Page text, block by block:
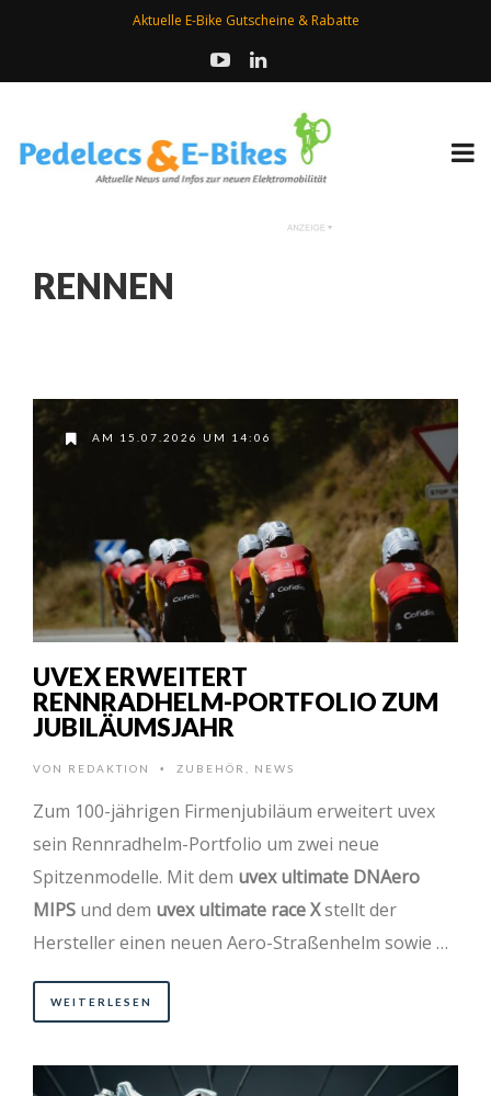
Aktuelle E-Bike Gutscheine & Rabatte
RENNEN
AM 15.07.2026 UM 14:06
UVEX ERWEITERT
RENNRADHELM-PORTFOLIO ZUM
JUBILÄUMSJAHR
VON REDAKTION • ZUBEHÖR NEWS
Zum 100-jährigen Firmenjubiläum erweitert uvex
sein Rennradhelm-Portfolio um zwei neue
Spitzenmodelle. Mit dem uvex ultimate DNAero
MIPS und dem uvex ultimate race Xstellt der
Hersteller einen neuen Aero-Straßenhelm sowie …
WEITERLESEN